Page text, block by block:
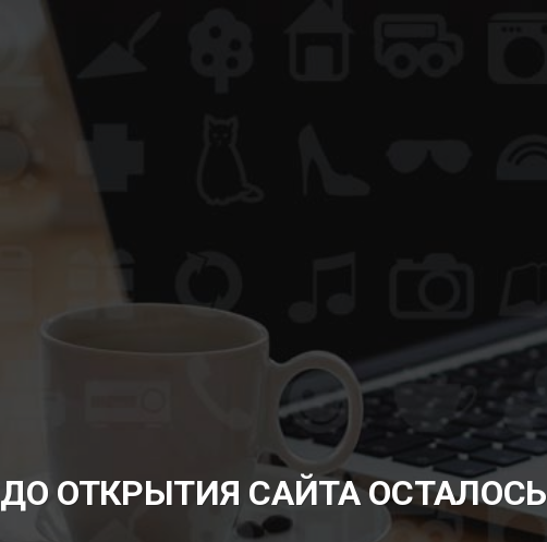
ДО ОТКРЫТИЯ САЙТА ОСТАЛОСЬ